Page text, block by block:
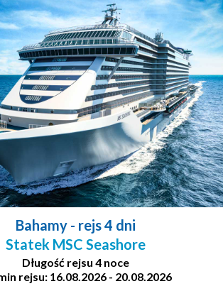
Bahamy- rejs 4 dni
Statek MSC Seashore
Długość rejsu 4 noce
rejsu: 16.08.2026 - 20.08.2026